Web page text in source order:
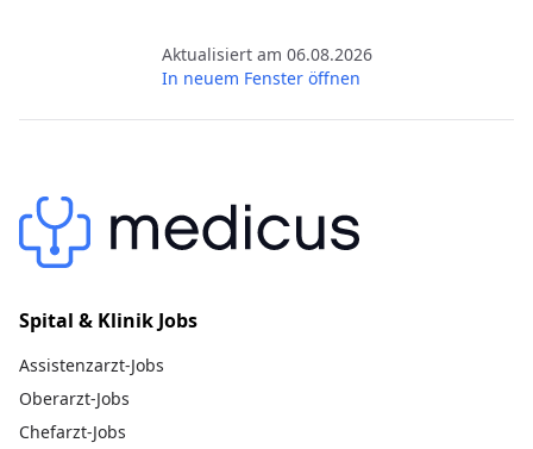
Aktualisiert am 06.08.2026
In neuem Fenster öffnen
Spital & Klinik Jobs
Assistenzarzt-Jobs
Oberarzt-Jobs
Chefarzt-Jobs